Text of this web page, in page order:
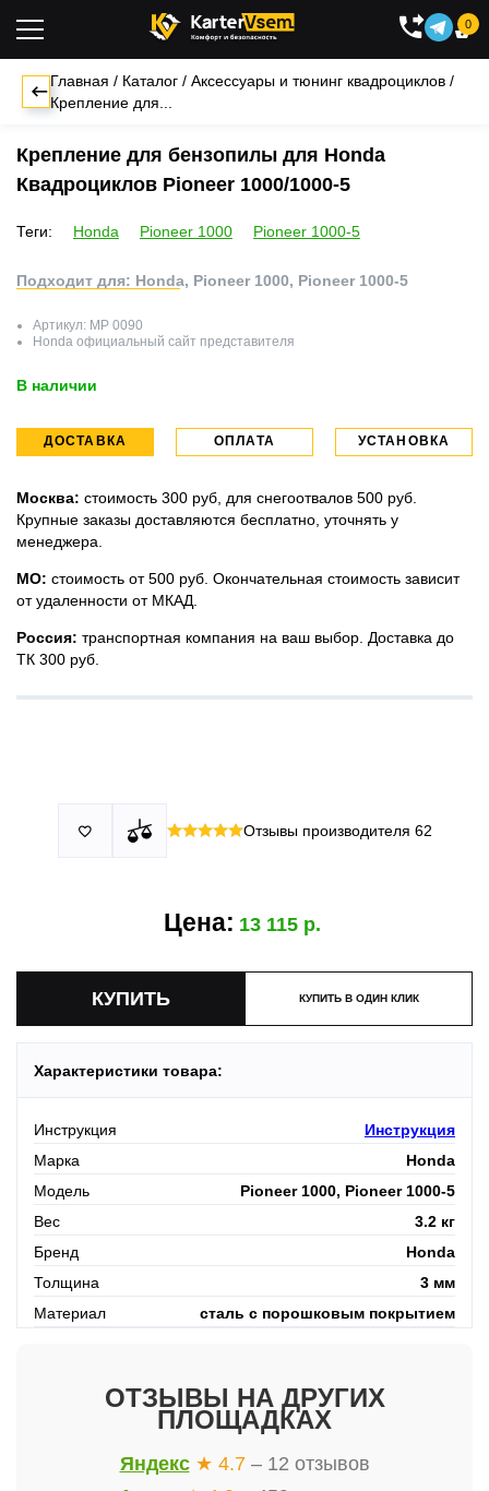

0
Главная / Каталог / Аксессуары и тюнинг квадроциклов /
Крепление для...
Крепление для бензопилы для Honda
Квадроциклов Pioneer 1000/1000-5
Теги: Honda Pioneer 1000 Pioneer 1000-5
Подходит для: Honda, Pioneer 1000, Pioneer 1000-5
Артикул: MP 0090
Honda официальный сайт представителя
В наличии
ДОСТАВКА ОПЛАТА УСТАНОВКА
Москва: стоимость 300 руб, для снегоотвалов 500 руб.
Крупные заказы доставляются бесплатно, уточнять у
менеджера.
МО: стоимость от 500 руб. Окончательная стоимость зависит
от удаленности от МКАД.
Россия: транспортная компания на ваш выбор. Доставка до
ТК 300 руб.
По России: оплата производится до момента отгрузки в ТК.
скидка 25%
 Отзывы производителя 62
Цена: 13 115
КУПИТЬ В ОДИН КЛИК
Характеристики товара:
Инструкция
Инструкция
Марка
Honda
Модель
Pioneer 1000, Pioneer 1000-5
Вес
3.2 кг
Бренд
Honda
Толщина
3 мм
Материал
сталь с порошковым покрытием
ОТЗЫВЫ НА ДРУГИХ
ПЛОЩАДКАХ
Яндекс ★ 4.7 – 12 отзывов